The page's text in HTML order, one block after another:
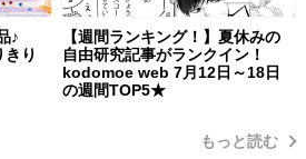
♪
きり
【週間ランキング！】夏休みの
自由研究記事がランクイン！
kodomoe web 7月12日～18日
の週間TOP5★
もっと読む